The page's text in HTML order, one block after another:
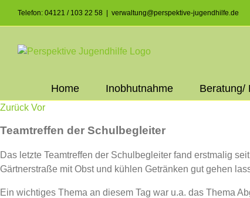
Telefon: 04121 / 103 22 58 verwaltung@perspektive-jugendhilfe.de
Home Inobhutnahme Beratung/
Zurück Vor
Teamtreffen der Schulbegleiter
Das letzte Teamtreffen der Schulbegleiter fand erstmalig
Gärtnerstraße mit Obst und kühlen Getränken gut gehen
Ein wichtiges Thema an diesem Tag war u.a. das Thema